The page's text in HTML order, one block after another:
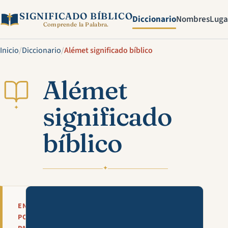
SIGNIFICADO BÍBLICO
Comprende la Palabra. DiccionarioNombres
Inicio/Diccionario/Alémet significado bíblico
✦
Alémet
significado
bíblico
✦
EN
POCAS
Mira esta explicación en